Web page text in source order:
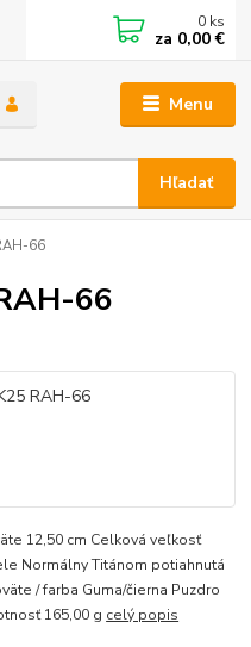
Menu
Hľadať
0 ks
za 0,00 €
66
66
12,50 cm Celková veľkosť
Normálny Titánom potiahnutá
/ farba Guma/čierna Puzdro
165,00 g celý popis